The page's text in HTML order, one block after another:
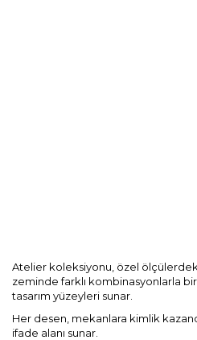
Atelier koleksiyonu, özel
zeminde farklı kombinasyonlarla
tasarım yüzeyleri sunar.
Her desen, mekanlara kimlik
ifade alanı sunar.